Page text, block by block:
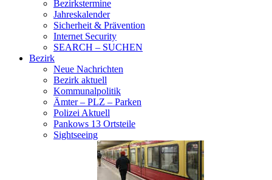
Bezirkstermine
Jahreskalender
Sicherheit & Prävention
Internet Security
SEARCH – SUCHEN
Bezirk
Neue Nachrichten
Bezirk aktuell
Kommunalpolitik
Ämter – PLZ – Parken
Polizei Aktuell
Pankows 13 Ortsteile
Sightseeing